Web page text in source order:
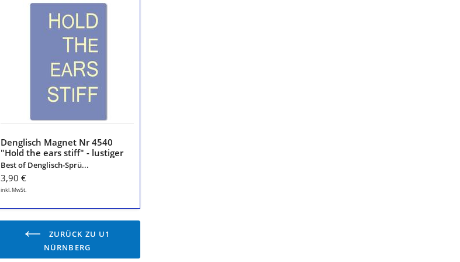
for
Oncatcher"
von
tom
bäcker
Denglisch Magnet Nr 4540
"Hold the ears stiff" - lustiger
Kühlschrankmagnet -
"Engleutsch for Oncatcher"
von tom bäcker
Best of Denglisch-Sprü...
3,90 €
inkl. MwSt.
ZURÜCK ZU U1
NÜRNBERG